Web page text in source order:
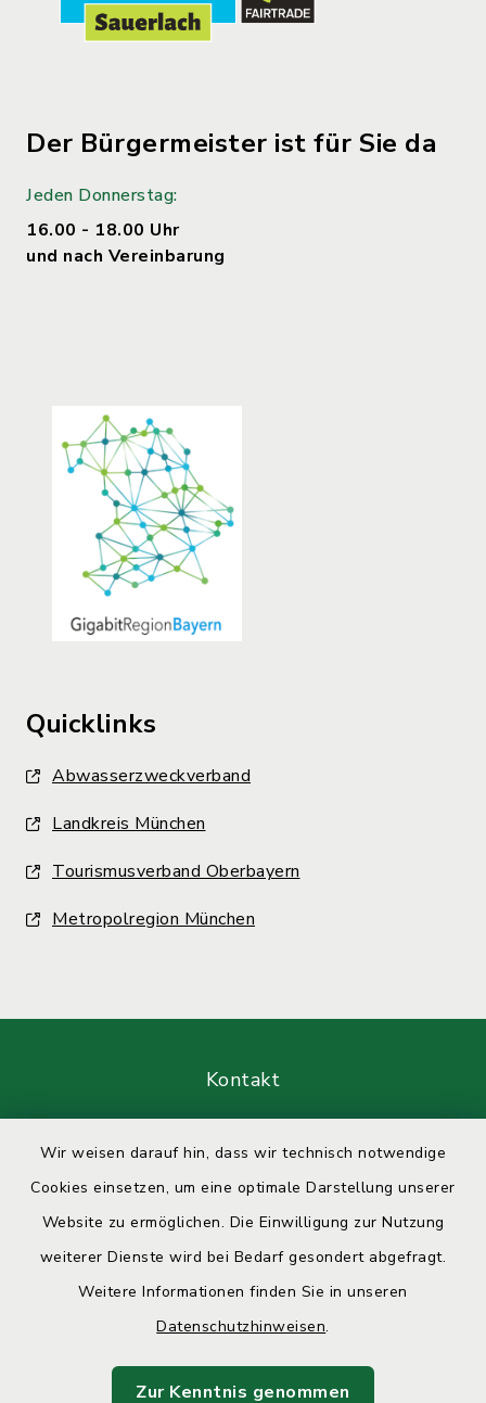
Wir weisen darauf hin, dass wir technisch notwendige
Cookies einsetzen, um eine optimale Darstellung unserer
Website zu ermöglichen. Die Einwilligung zur Nutzung
weiterer Dienste wird bei Bedarf gesondert abgefragt.
Weitere Informationen finden Sie in unseren
Datenschutzhinweisen.
Zur Kenntnis genommen
Der Bürgermeister ist für Sie da
Jeden Donnerstag:
16.00 - 18.00 Uhr
und nach Vereinbarung
Quicklinks
Abwasserzweckverband
Landkreis München
Tourismusverband Oberbayern
Metropolregion München
Kontakt
Datenschutz
Impressum
Cookie-Einstellungen